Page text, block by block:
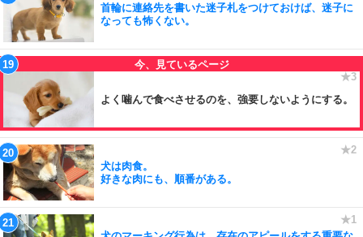
首輪に連絡先を書いた迷子札をつけておけば、迷子に
なっても怖くない。
よく噛んで食べさせるのを、強要しないようにする。
犬は肉食。
好きな肉にも、順番がある。